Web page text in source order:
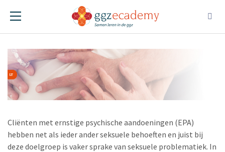
Seksualiteit bij EPA
Leertraject
Cliënten met ernstige psychische aandoeningen (EPA)
hebben net als ieder ander seksuele behoeften en juist bij
deze doelgroep is vaker sprake van seksuele problematiek. In